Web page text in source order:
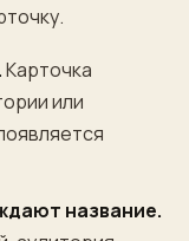
Карточка
или
название.